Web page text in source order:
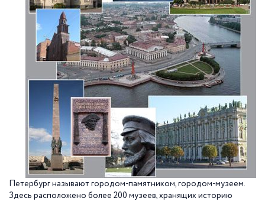
Петербург называют городом-памятником, городом-музеем.
Здесь расположено более 200 музеев, хранящих историю